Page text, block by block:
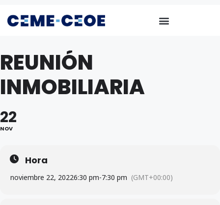
REUNIÓN
INMOBILIARIA
22
NOV
Hora
noviembre 22, 20226:30 pm-7:30 pm (GMT+00:00)